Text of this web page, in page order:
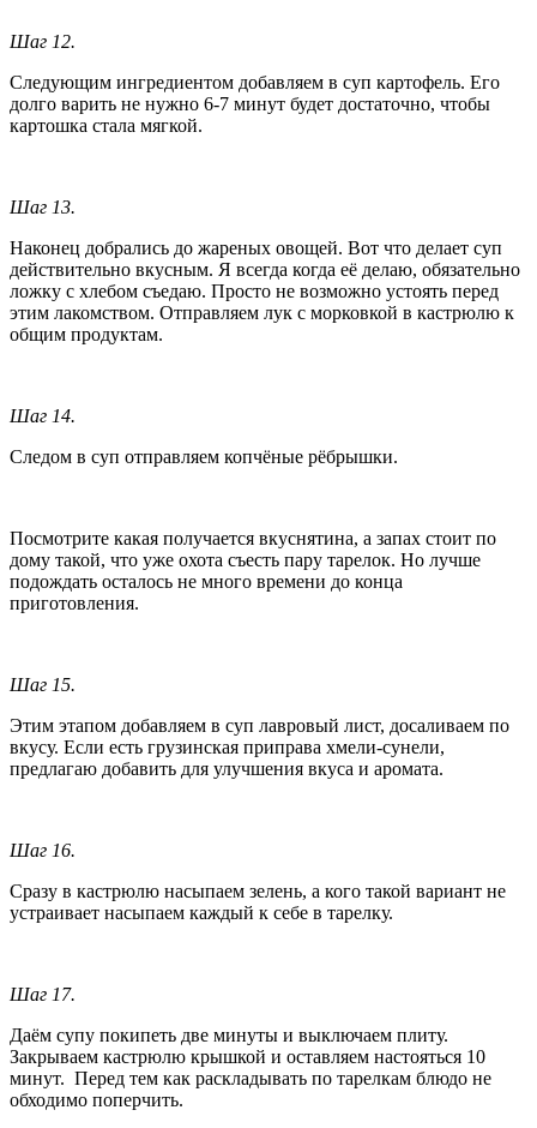
Шаг 12.
Следующим ингредиентом добавляем в суп картофель. Его
долго варить не нужно 6-7 минут будет достаточно, чтобы
картошка стала мягкой.
Шаг 13.
Наконец добрались до жареных овощей. Вот что делает суп
действительно вкусным. Я всегда когда её делаю, обязательно
ложку с хлебом съедаю. Просто не возможно устоять перед
этим лакомством. Отправляем лук с морковкой в кастрюлю к
общим продуктам.
Шаг 14.
Следом в суп отправляем копчёные рёбрышки.
Посмотрите какая получается вкуснятина, а запах стоит по
дому такой, что уже охота съесть пару тарелок. Но лучше
подождать осталось не много времени до конца
приготовления.
Шаг 15.
Этим этапом добавляем в суп лавровый лист, досаливаем по
вкусу. Если есть грузинская приправа хмели-сунели,
предлагаю добавить для улучшения вкуса и аромата.
Шаг 16.
Сразу в кастрюлю насыпаем зелень, а кого такой вариант не
устраивает насыпаем каждый к себе в тарелку.
Шаг 17.
Даём супу покипеть две минуты и выключаем плиту.
Закрываем кастрюлю крышкой и оставляем настояться 10
минут. Перед тем как раскладывать по тарелкам блюдо не
обходимо поперчить.